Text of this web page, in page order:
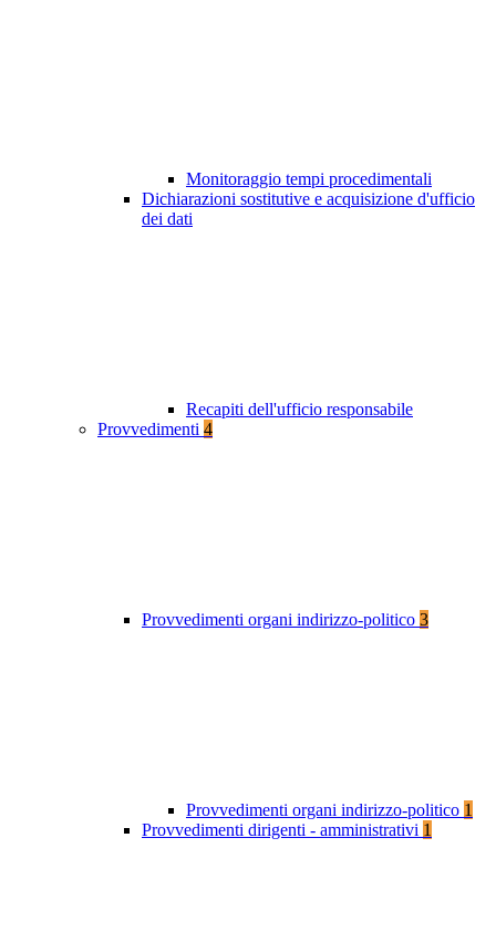
Monitoraggio tempi procedimentali
Dichiarazioni sostitutive e acquisizione d'ufficio
dei dati
Recapiti dell'ufficio responsabile
Provvedimenti 4
Provvedimenti organi indirizzo-politico 3
Provvedimenti organi indirizzo-politico 1
Provvedimenti dirigenti - amministrativi 1